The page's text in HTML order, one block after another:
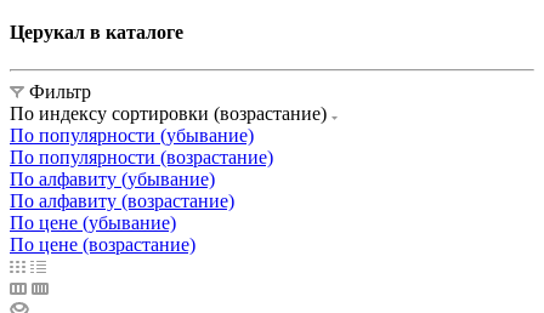
Церукал в каталоге
Фильтр
По индексу сортировки (возрастание)
По популярности (убывание)
По популярности (возрастание)
По алфавиту (убывание)
По алфавиту (возрастание)
По цене (убывание)
По цене (возрастание)